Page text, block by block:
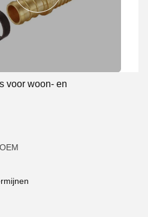
voor woon- en